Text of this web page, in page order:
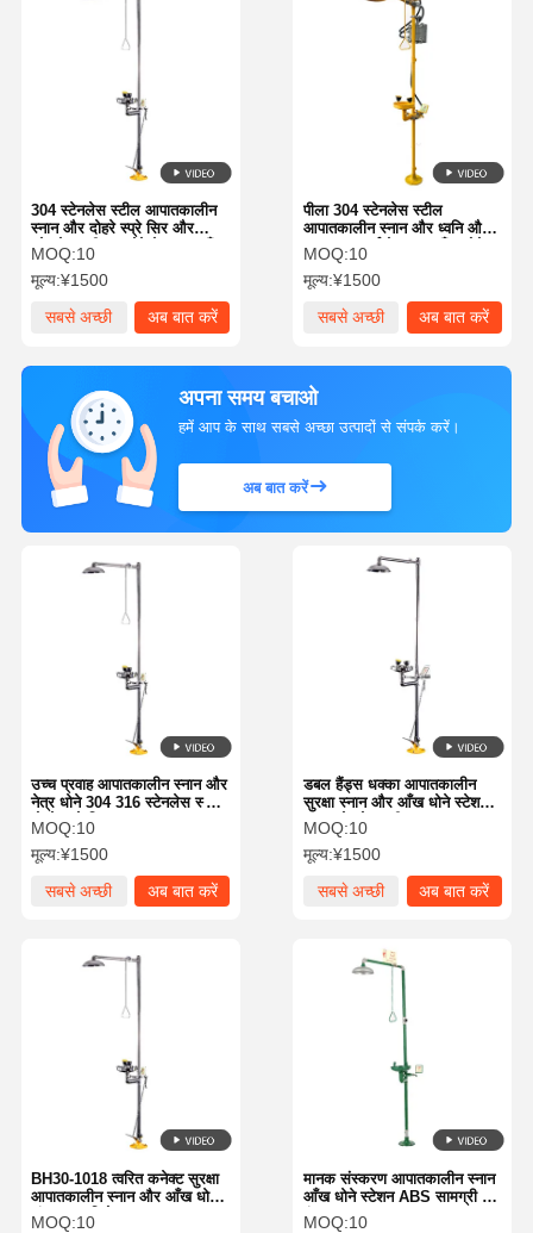
304 स्टेनलेस स्टील आपातकालीन
स्नान और दोहरे स्प्रे सिर और
स्टेनलेस स्टील कटोरे के साथ आँख
धोने स्टेशन
MOQ:10
मूल्य:¥1500
सबसे अच्छी
अब बात करें
पीला 304 स्टेनलेस स्टील
आपातकालीन स्नान और ध्वनि और
प्रकाश अलार्म के साथ आँख धोने
MOQ:10
मूल्य:¥1500
सबसे अच्छी
अब बात करें
अपना समय बचाओ
हमें आप के साथ सबसे अच्छा उत्पादों से संपर्क करें।
अब बात करें
डबल हैंड्स धक्का आपातकालीन
सुरक्षा स्नान और आँख धोने स्टेशन
304 स्टेनलेस स्टील
MOQ:10
मूल्य:¥1500
सबसे अच्छी
अब बात करें
उच्च प्रवाह आपातकालीन स्नान और
नेत्र धोने 304 316 स्टेनलेस स्टील
दोहरे स्प्रे सिर
MOQ:10
मूल्य:¥1500
सबसे अच्छी
अब बात करें
मानक संस्करण आपातकालीन स्नान
आँख धोने स्टेशन ABS सामग्री हरा
रंग
MOQ:10
BH30-1018 त्वरित कनेक्ट सुरक्षा
आपातकालीन स्नान और आँख धोने
संक्षारण प्रतिरोध
MOQ:10